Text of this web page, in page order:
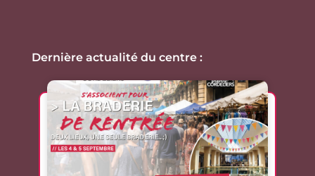
Dernière actualité du centre :